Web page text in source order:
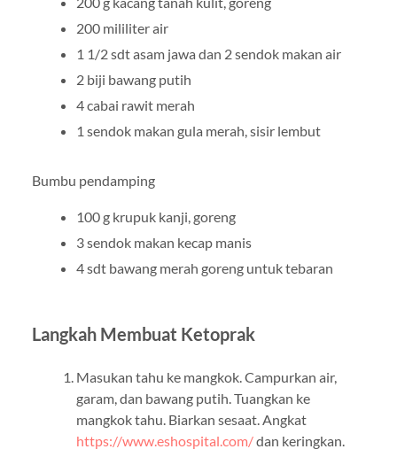
200 mililiter air
1 1/2 sdt asam jawa dan 2 sendok makan air
2 biji bawang putih
4 cabai rawit merah
1 sendok makan gula merah, sisir lembut
Bumbu pendamping
100 g krupuk kanji, goreng
3 sendok makan kecap manis
4 sdt bawang merah goreng untuk tebaran
Langkah Membuat Ketoprak
Masukan tahu ke mangkok. Campurkan air,
garam, dan bawang putih. Tuangkan ke
mangkok tahu. Biarkan sesaat. Angkat
https://www.eshospital.com/dan keringkan.